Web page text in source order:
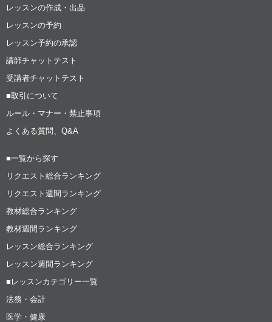
レッスンの作成・出品
レッスンの予約
レッスン予約の承認
講師チャットテスト
受講者チャットテスト
■取引について
ルール・マナー・禁止事項
よくある質問、Q&A
■一覧から探す
リクエスト総合ランキング
リクエスト週間ランキング
教材総合ランキング
教材週間ランキング
レッスン総合ランキング
レッスン週間ランキング
■レッスンカテゴリー一覧
法務・会計
医学・健康